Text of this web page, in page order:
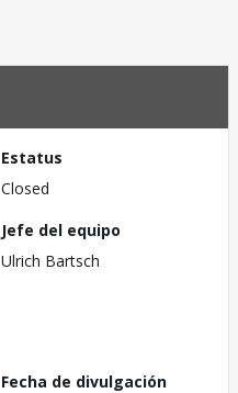
Estatus
Closed
Jefe del equipo
Ulrich Bartsch
Fecha de divulgación